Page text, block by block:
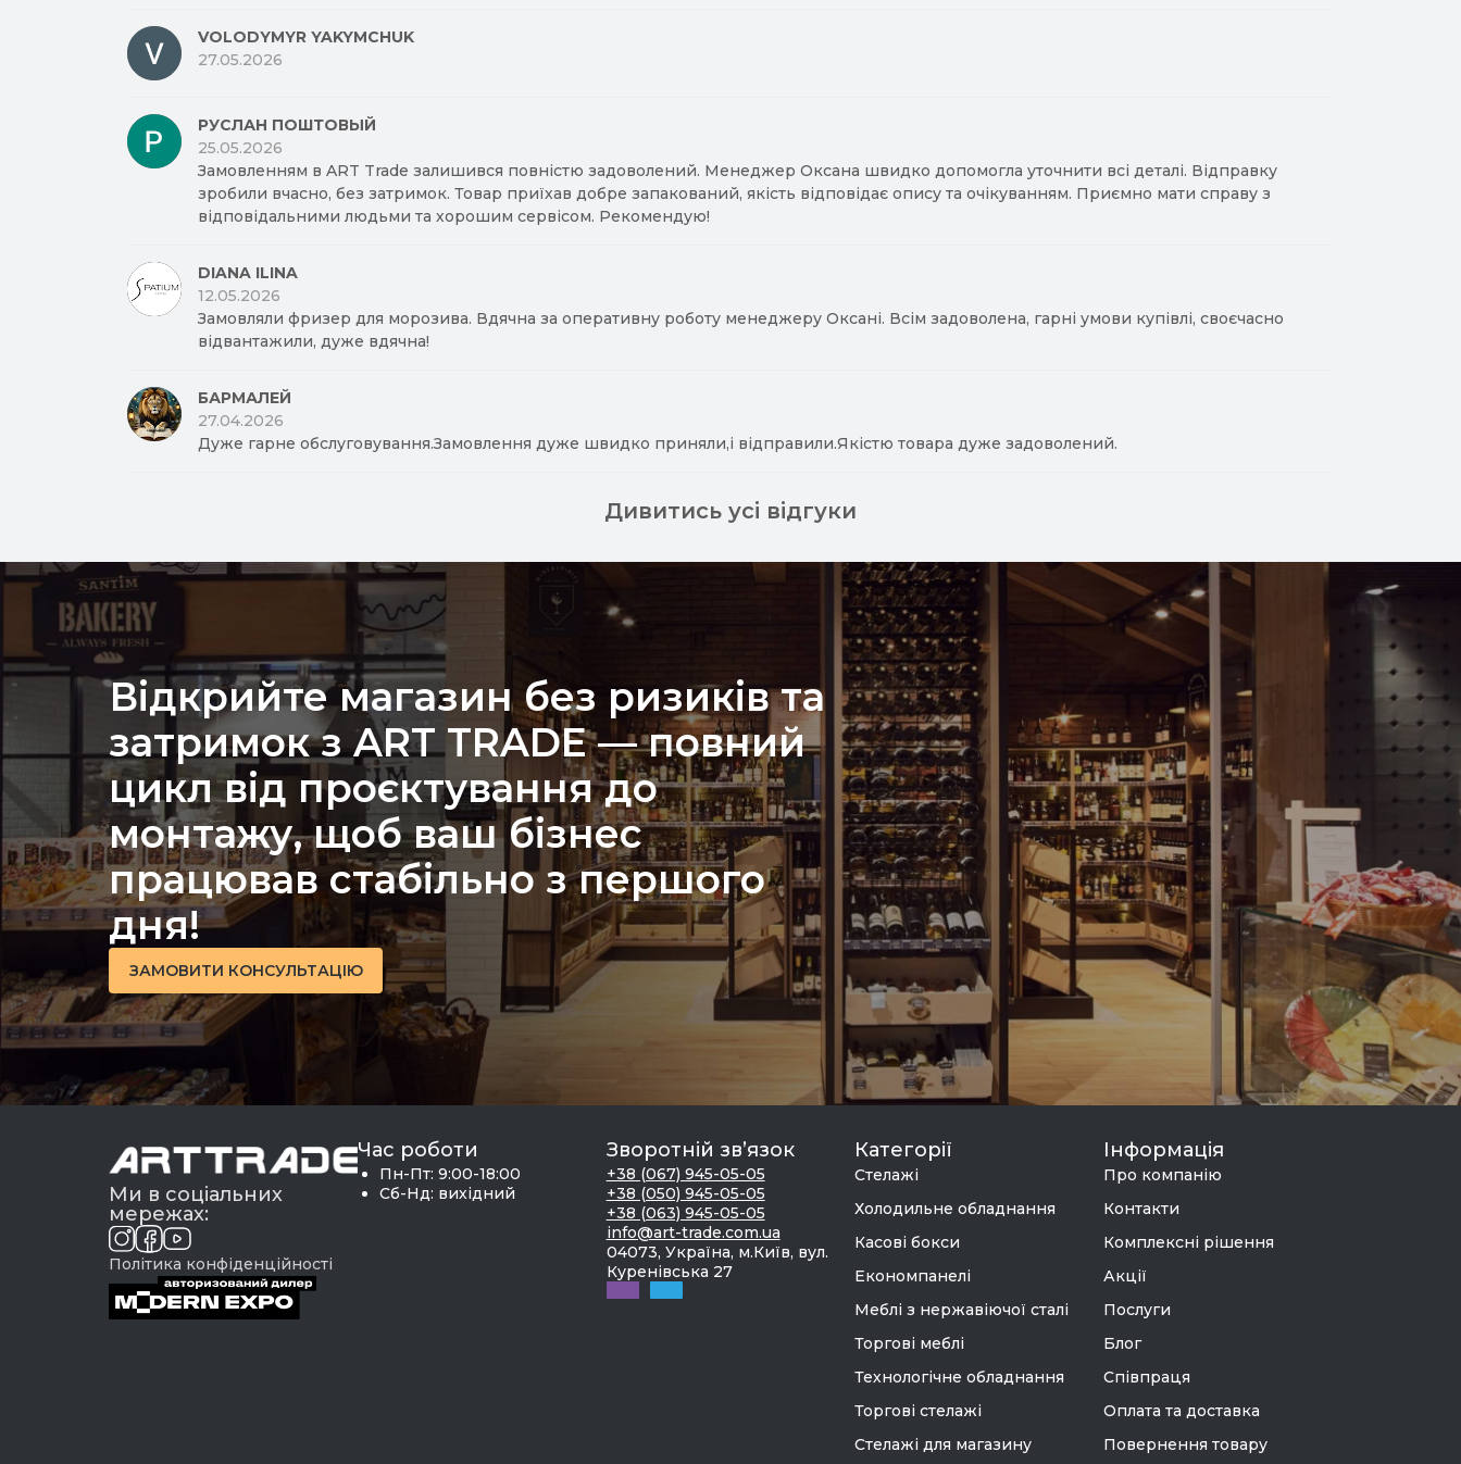
VOLODYMYR YAKYMCHUK
27.05.2026
РУСЛАН ПОШТОВЫЙ
25.05.2026
Замовленням в ART Trade залишився повністю задоволений. Менеджер Оксана швидко допомогла уточнити всі деталі. Відправку
зробили вчасно, без затримок. Товар приїхав добре запакований, якість відповідає опису та очікуванням. Приємно мати справу з
відповідальними людьми та хорошим сервісом. Рекомендую!
DIANA ILINA
12.05.2026
Замовляли фризер для морозива. Вдячна за оперативну роботу менеджеру Оксані. Всім задоволена, гарні умови купівлі, своєчасно
відвантажили, дуже вдячна!
БАРМАЛЕЙ
27.04.2026
Дуже гарне обслуговування.Замовлення дуже швидко приняли,і відправили.Якістю товара дуже задоволений.
Дивитись усі відгуки
Відкрийте магазин без ризиків та
затримок з ART TRADE — повний
цикл від проєктування до
монтажу, щоб ваш бізнес
працював стабільно з першого
дня!
ЗАМОВИТИ КОНСУЛЬТАЦІЮ
Ми в соціальних
мережах:
Політика конфіденційності
Час роботи
Пн-Пт: 9:00-18:00
Сб-Нд: вихідний
Зворотній зв’язок
+38 (067) 945-05-05
+38 (050) 945-05-05
+38 (063) 945-05-05
info@art-trade.com.ua
04073, Україна, м.Київ, вул.
Куренівська 27
Категорії
Стелажі
Холодильне обладнання
Касові бокси
Економпанелі
Меблі з нержавіючої сталі
Торгові меблі
Технологічне обладнання
Торгові стелажі
Стелажі для магазину
Інформація
Про компанію
Контакти
Комплексні рішення
Акції
Послуги
Блог
Співпраця
Оплата та доставка
Повернення товару